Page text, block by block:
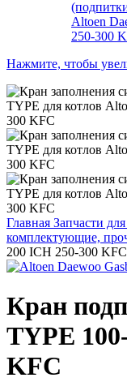
Нажмите, чтобы
Главная Запчасти
комплектующие,
200 ICH 250-300 KFC
Кран
TYPE
KFC